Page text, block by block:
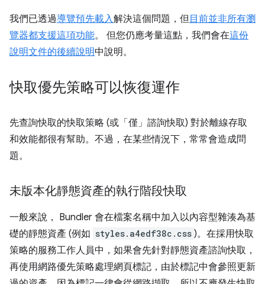
我們已透過導覽預先載入解決這個問題，但 目前並非所有瀏
覽器都支援這項功能。 但您仍應考量這點，我們會在這份
說明文件的後續說明中說明。
快取優先策略可以恢復運作
先查詢快取的快取策略 (或「僅」 諮詢快取) 對於離線存取
和效能都很有幫助。不過，在某些情況下，常常會造成問
題。
未版本化靜態資產的執行階段快取
一般來說， Bundler 會在檔案名稱中加入以內容型雜湊為基
礎的靜態資產 (例如 styles.a4edf38c.css )。在採用快取
策略的服務工作人員中，如果會先針對靜態資產諮詢快取，
再使用網路優先策略處理網頁標記，由於標記中會參照更新